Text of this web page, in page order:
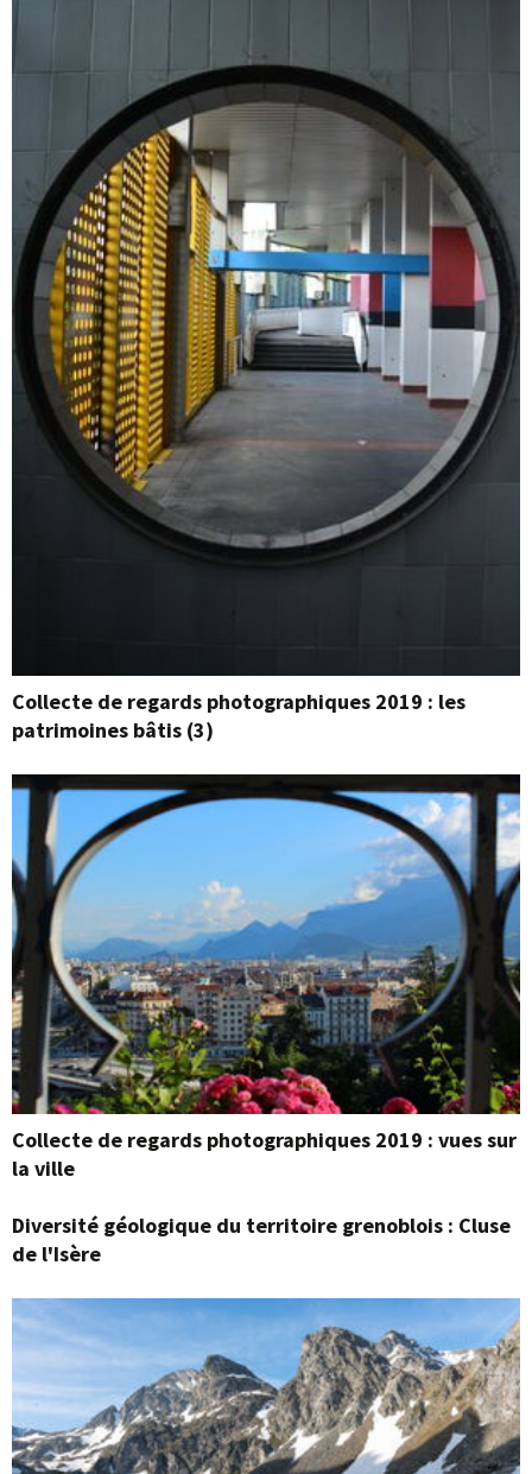
Collecte de regards photographiques 2019 : les
patrimoines bâtis (3)
Collecte de regards photographiques 2019 : vues sur
la ville
Diversité géologique du territoire grenoblois : Cluse
de l'Isère